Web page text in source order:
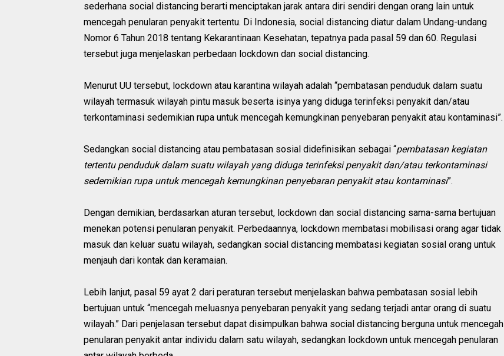
sederhana social distancing berarti menciptakan jarak antara diri sendiri dengan orang lain untuk
mencegah penularan penyakit tertentu. Di Indonesia, social distancing diatur dalam Undang-undang
Nomor 6 Tahun 2018 tentang Kekarantinaan Kesehatan, tepatnya pada pasal 59 dan 60. Regulasi
tersebut juga menjelaskan perbedaan lockdown dan social distancing.
Menurut UU tersebut, lockdown atau karantina wilayah adalah “pembatasan penduduk dalam suatu
wilayah termasuk wilayah pintu masuk beserta isinya yang diduga terinfeksi penyakit dan/atau
terkontaminasi sedemikian rupa untuk mencegah kemungkinan penyebaran penyakit atau kontaminasi”.
Sedangkan social distancing atau pembatasan sosial didefinisikan sebagai “pembatasan kegiatan
tertentu penduduk dalam suatu wilayah yang diduga terinfeksi penyakit dan/atau terkontaminasi
sedemikian rupa untuk mencegah kemungkinan penyebaran penyakit atau kontaminasi”.
Dengan demikian, berdasarkan aturan tersebut, lockdown dan social distancing sama-sama bertujuan
menekan potensi penularan penyakit. Perbedaannya, lockdown membatasi mobilisasi orang agar tidak
masuk dan keluar suatu wilayah, sedangkan social distancing membatasi kegiatan sosial orang untuk
menjauh dari kontak dan keramaian.
Lebih lanjut, pasal 59 ayat 2 dari peraturan tersebut menjelaskan bahwa pembatasan sosial lebih
bertujuan untuk “mencegah meluasnya penyebaran penyakit yang sedang terjadi antar orang di suatu
wilayah.” Dari penjelasan tersebut dapat disimpulkan bahwa social distancing berguna untuk mencegah
penularan penyakit antar individu dalam satu wilayah, sedangkan lockdown untuk mencegah penularan